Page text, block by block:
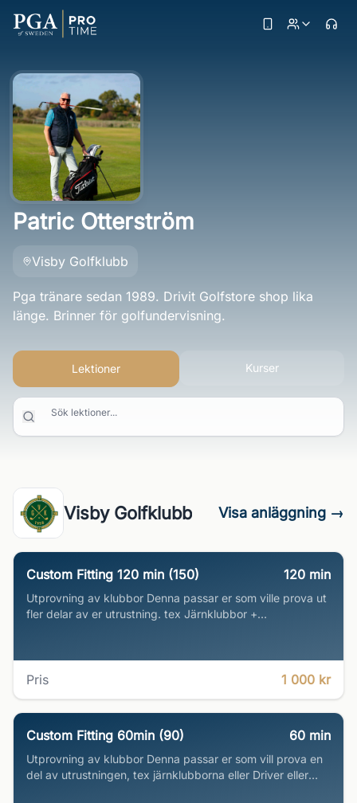
Patric Otterström
Visby Golfklubb
Pga tränare sedan 1989. Drivit Golfstore shop lika
länge. Brinner för golfundervisning.
Lektioner Kurser
Sök lektioner...
Visby Golfklubb Visa anläggning →
Custom Fitting 120 min (150) 120 min
Utprovning av klubbor Denna passar er som ville prova ut
fler delar av er utrustning. tex Järnklubbor +
Pris 1 000 kr
Custom Fitting 60min (90) 60 min
Utprovning av klubbor Denna passar er som vill prova en
del av utrustningen, tex järnklubborna eller Driver eller